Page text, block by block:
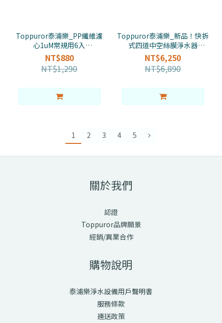
Toppuror泰浦樂_PP纖維濾
心1uM常規用6入
_【JE30172】
NT$880
NT$1,290
Toppuror泰浦樂_新品！快拆
式四道中空絲膜淨水器
_【JC44832】
NT$6,250
NT$6,890
1 2 3 4 5
關於我們
認證
Toppuror品牌願景
經銷/異業合作
購物說明
泰浦樂淨水設備用戶聲明書
服務條款
運送政策